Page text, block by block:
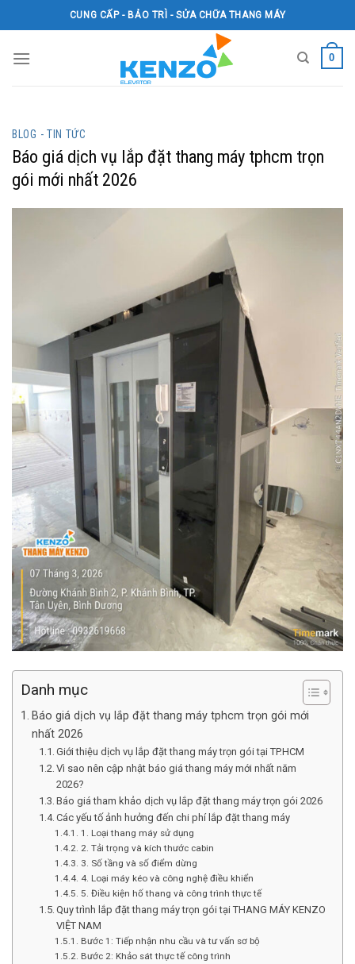
to
CUNG CẤP - BẢO TRÌ - SỬA CHỮA THANG MÁY
0
BLOG - TIN TỨC
Báo giá dịch vụ lắp đặt thang máy tphcm trọn
gói mới nhất 2026
Danh mục
Báo giá dịch vụ lắp đặt thang máy tphcm trọn gói mới
nhất 2026
Giới thiệu dịch vụ lắp đặt thang máy trọn gói tại TP.HCM
Vì sao nên cập nhật báo giá thang máy mới nhất năm
2026?
Báo giá tham khảo dịch vụ lắp đặt thang máy trọn gói 2026
Các yếu tố ảnh hưởng đến chi phí lắp đặt thang máy
1. Loại thang máy sử dụng
2. Tải trọng và kích thước cabin
3. Số tầng và số điểm dừng
4. Loại máy kéo và công nghệ điều khiển
5. Điều kiện hố thang và công trình thực tế
Quy trình lắp đặt thang máy trọn gói tại THANG MÁY KENZO
VIỆT NAM
Bước 1: Tiếp nhận nhu cầu và tư vấn sơ bộ
Bước 2: Khảo sát thực tế công trình